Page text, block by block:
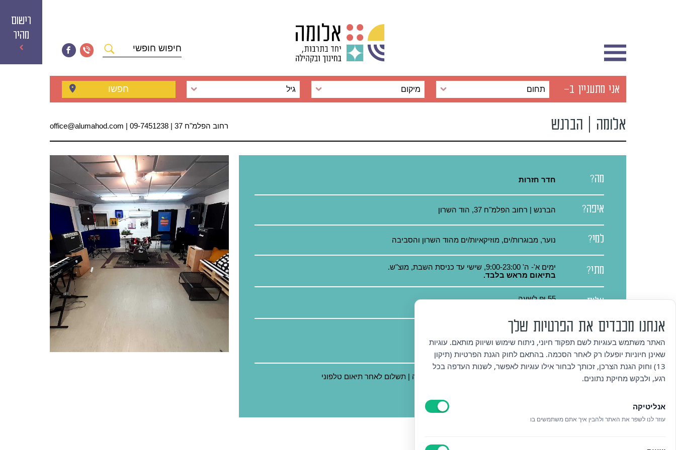
רישום
מהיר
חופשי
אני מתעניין ב- תחום מיקום גיל חפשו
אלומה | הברנש רחוב הפלמ"ח 37 | 09-7451238 | office@alumahod.com
מה? חדר חזרות
איפה? הברנש | רחוב הפלמ"ח 37, הוד השרון
למי? נוער, מבוגרות/ים, מוזיקאיות/ים מהוד השרון והסביבה
מתי?
ימים א'- ה' 9:00-23:00, שישי עד כניסת השבת, מוצ"ש.
בתיאום מראש בלבד.
עלות
55 ₪ לשעה
לפרטים
נוספים
לתיאום – 09-7451238
איך
כרטיסייה | כניסה חד פעמית ותשלום לפי שעה | תשלום לאחר תיאום טלפוני
אנחנו מכבדים את הפרטיות שלך
האתר משתמש בעוגיות לשם תפקוד חיוני, ניתוח שימוש ושיווק מותאם. עוגיות
שאינן חיוניות יופעלו רק לאחר הסכמה. בהתאם לחוק הגנת הפרטיות (תיקון
13) וחוק הגנת הצרכן, זכותך לבחור אילו עוגיות לאפשר, לשנות העדפה בכל
רגע, ולבקש מחיקת נתונים.
אנליטיקה
עוזר לנו לשפר את האתר ולהבין איך אתם משתמשים בו